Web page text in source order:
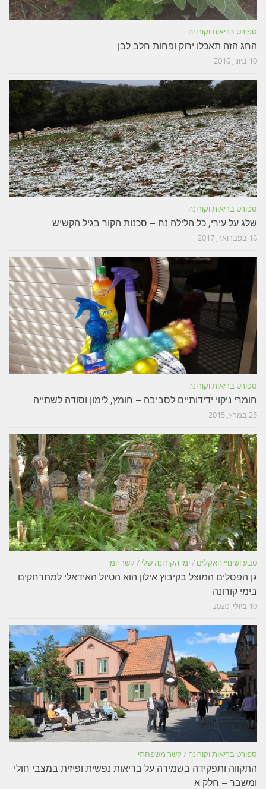
ספורט בריאות וקורונה
החג הזה תאכלו ירוק ופחות חלב לבן
10 ביוני, 2016
ספורט בריאות וקורונה
שלג על עירי, כל הלילה נח – סכנות הקור בגיל הקשיש
16 בפברואר, 2017
ספורט בריאות וקורונה
חומרי ניקוי ידידותיים לסביבה – חומץ, לימון וסודה לשתייה
25 במרץ, 2015
טבע ושינויי האקלים / ימי הקורונה שלי / קשר יומי
גן הפסלים המוצל בקיבוץ אילון הוא הטיול האידאלי למתרחקים
בימי קורונה
10 ביולי, 2020
ספורט בריאות וקורונה / קשר משפחתי
התקווה ותפקידה בשמירה על בריאות נפשית ופיזית במצבי חולי
ומשבר – חלק א